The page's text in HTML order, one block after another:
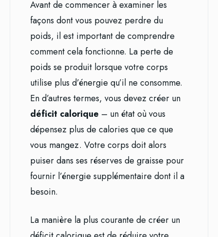
Avant de commencer à examiner les
façons dont vous pouvez perdre du
poids, il est important de comprendre
comment cela fonctionne. La perte de
poids se produit lorsque votre corps
utilise plus d’énergie qu’il ne consomme.
En d’autres termes, vous devez créer un
déficit calorique – un état où vous
dépensez plus de calories que ce que
vous mangez. Votre corps doit alors
puiser dans ses réserves de graisse pour
fournir l’énergie supplémentaire dont il a
besoin.
La manière la plus courante de créer un